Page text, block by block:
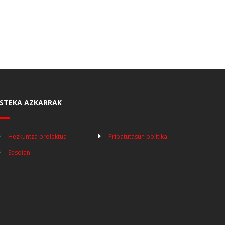
AZKARRAK
Hezkuntza proiektua
Sasoian
Pribatutasun politika